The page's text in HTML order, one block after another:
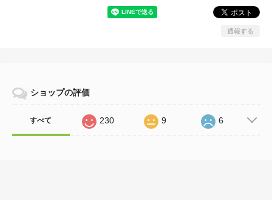
通報する
ショップの評価
すべて 230 9 6